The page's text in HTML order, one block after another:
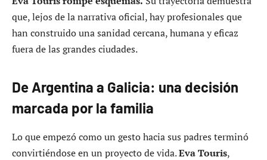
que, lejos de la narrativa oficial, hay profesionales que
han construido una sanidad cercana, humana y eficaz
fuera de las grandes ciudades.
De Argentina a Galicia: una decisión
marcada por la familia
Lo que empezó como un gesto hacia sus padres terminó
convirtiéndose en un proyecto de vida.Eva Touris,